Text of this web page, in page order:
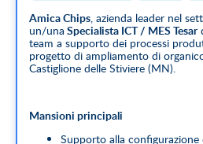
Amica Chips, azienda leader nel
un/una Specialista ICT / MES Tesar
team a supporto dei processi
progetto di ampliamento di
Castiglione delle Stiviere (MN).
Mansioni principali
Supporto alla